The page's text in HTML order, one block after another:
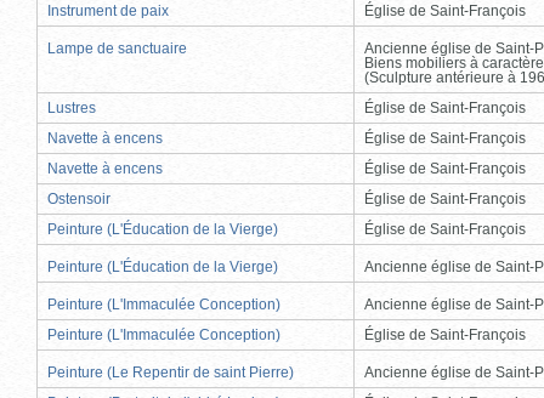
Instrument de paix Église de Saint-François
Lampe de sanctuaire
Ancienne église de Saint-
Biens mobiliers à
(Sculpture antérieure à
Lustres
Église de Saint-François
Navette à encens
Église de Saint-François
Navette à encens
Église de Saint-François
Ostensoir
Église de Saint-François
Peinture (L'Éducation de la Vierge)
Église de Saint-François
Peinture (L'Éducation de la Vierge) Ancienne église de Saint-
Peinture (L'Immaculée Conception)
Ancienne église de Saint-
Peinture (L'Immaculée Conception)
Église de Saint-François
Peinture (Le Repentir de saint Pierre)
Ancienne église de Saint-